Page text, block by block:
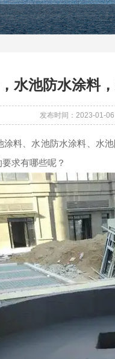
水池防水涂料
发布时间：2023-01-06
料、水池防水涂料、水
求有哪些呢？